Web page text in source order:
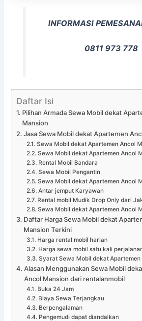
INFORMASI
0811 973 778
Daftar Isi
Pilihan Armada Sewa Mobil dekat
Mansion
Jasa Sewa Mobil dekat Apartemen
Sewa Mobil dekat Apartemen Ancol
Sewa Mobil dekat Apartemen Ancol
Rental Mobil Bandara
Sewa Mobil Pengantin
Sewa Mobil dekat Apartemen Ancol
Antar jemput Karyawan
Rental mobil Mudik Drop Only dari
Sewa Mobil dekat Apartemen Ancol
Daftar Harga Sewa Mobil dekat
Mansion Terkini
Harga rental mobil harian
Harga sewa mobil satu kali
Syarat Sewa Mobil dekat Apartemen
Alasan Menggunakan Sewa Mobil
Ancol Mansion dari rentalanmobil
Buka 24 Jam
Biaya Sewa Terjangkau
Berpengalaman
Pengemudi dapat diandalkan